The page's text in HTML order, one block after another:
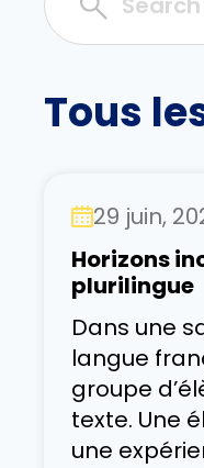
Tous
29 juin,
Horizons
plurilingue
Dans une
langue
groupe
texte. Une
une